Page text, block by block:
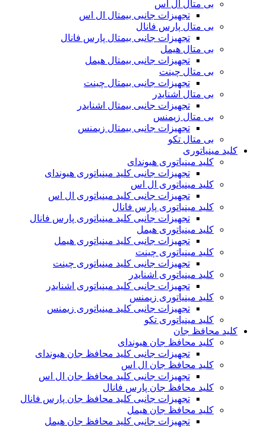
بی متال ال اس
تجهیزات جانبی بیمتال ال اس
بی متال پارس فانال
تجهیزات جانبی بیمتال پارس فانال
بی متال هیمل
تجهیزات جانبی بیمتال هیمل
بی متال چینت
تجهیزات جانبی بیمتال چینت
بی متال اشنایدر
تجهیزات جانبی بیمتال اشنایدر
بی متال زیمنس
تجهیزات جانبی بیمتال زیمنس
بی متال تکو
کلید مینیاتوری
کلید مینیاتوری هیوندای
تجهیزات جانبی کلید مینیاتوری هیوندای
کلید مینیاتوری ال اس
تجهیزات جانبی کلید مینیاتوری ال اس
کلید مینیاتوری پارس فانال
تجهیزات جانبی کلید مینیاتوری پارس فانال
کلید مینیاتوری هیمل
تجهیزات جانبی کلید مینیاتوری هیمل
کلید مینیاتوری چینت
تجهیزات جانبی کلید مینیاتوری چینت
کلید مینیاتوری اشنایدر
تجهیزات جانبی کلید مینیاتوری اشنایدر
کلید مینیاتوری زیمنس
تجهیزات جانبی کلید مینیاتوری زیمنس
کلید مینیاتوری تکو
کلید محافظ جان
کلید محافظ جان هیوندای
تجهیزات جانبی کلید محافظ جان هیوندای
کلید محافظ جان ال اس
تجهیزات جانبی کلید محافظ جان ال اس
کلید محافظ جان پارس فانال
تجهیزات جانبی کلید محافظ جان پارس فانال
کلید محافظ جان هیمل
تجهیزات جانبی کلید محافظ جان هیمل